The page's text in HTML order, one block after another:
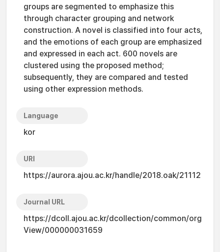
groups are segmented to emphasize this
through character grouping and network
construction. A novel is classified into four acts,
and the emotions of each group are emphasized
and expressed in each act. 600 novels are
clustered using the proposed method;
subsequently, they are compared and tested
using other expression methods.
Language
kor
URI
https://aurora.ajou.ac.kr/handle/2018.oak/21112
Journal URL
https://dcoll.ajou.ac.kr/dcollection/common/org
View/000000031659